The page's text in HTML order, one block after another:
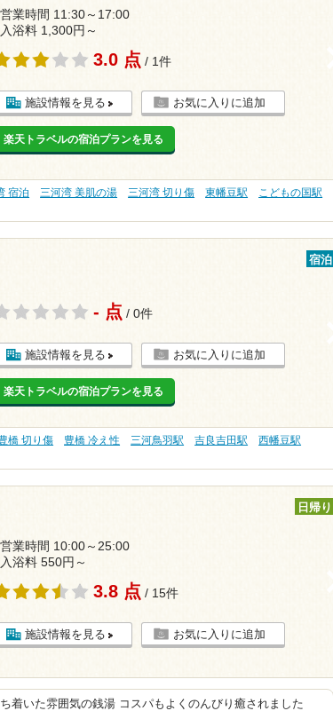
業時間 11:30～17:00
浴料 1,300円～
3.0 点 / 1件
施設情報を見る お気に入りに追加
楽天トラベルの宿泊プランを見る
宿泊 三河湾 美肌の湯 三河湾 切り傷 東幡豆駅
こどもの国駅
宿泊
- 点 / 0件
施設情報を見る お気に入りに追加
楽天トラベルの宿泊プランを見る
橋 切り傷 豊橋 冷え性 三河鳥羽駅 吉良吉田駅
西幡豆駅
日帰り
業時間 10:00～25:00
浴料 550円～
3.8 点 / 15件
施設情報を見る お気に入りに追加
着いた雰囲気の銭湯 コスパもよくのんびり癒されました